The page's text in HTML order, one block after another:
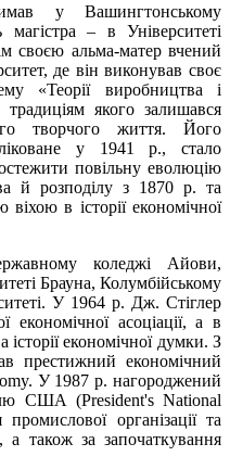
у Вашингтонському
– в Університеті
своєю альма-матер вчений
де він виконував своє
«Теорії виробництва і
якого залишався
творчого життя. Його
у 1941 р., стало
повільну еволюцію
й розподілу з 1870 р. та
в історії економічної
коледжі Айови,
Брауна, Колумбійському
У 1964 р. Дж. Стіглер
економічної асоціації, а в
економічної думки. З
престижний економічний
У 1987 р. нагороджений
США (President's National
організації та
також за започаткування